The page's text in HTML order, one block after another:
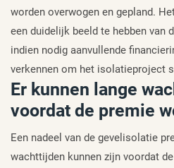
worden overwogen en gepland.
een duidelijk beeld te hebben van
indien nodig aanvullende
verkennen om het isolatieproject
Er kunnen lange
voordat de premie
Een nadeel van de gevelisolatie
wachttijden kunnen zijn voordat